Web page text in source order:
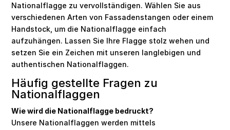
Nationalflagge zu vervollständigen. Wählen Sie aus
verschiedenen Arten von Fassadenstangen oder einem
Handstock, um die Nationalflagge einfach
aufzuhängen. Lassen Sie Ihre Flagge stolz wehen und
setzen Sie ein Zeichen mit unseren langlebigen und
authentischen Nationalflaggen.
Häufig gestellte Fragen zu
Nationalflaggen
Wie wird die Nationalflagge bedruckt?
Unsere Nationalflaggen werden mittels